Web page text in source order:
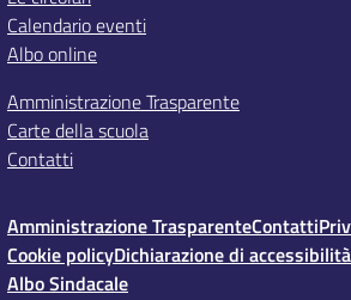
Calendario eventi
Albo online
Amministrazione Trasparente
Carte della scuola
Contatti
Amministrazione TrasparenteContatti
Cookie policyDichiarazione di accessibilità
Albo Sindacale